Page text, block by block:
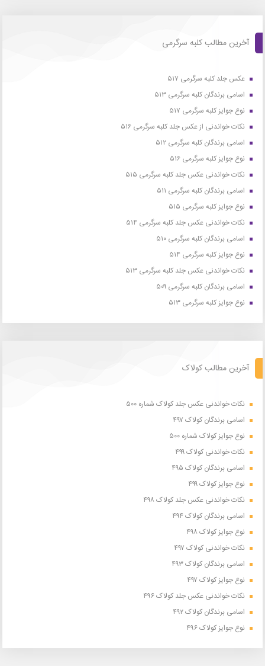
آخرین مطالب کلبه سرگرمی
عکس جلد کلبه سرگرمی ۵۱۷
اسامی برندگان کلبه سرگرمی ۵۱۳
نوع جوایز کلبه سرگرمی ۵۱۷
نکات خواندنی از عکس جلد کلبه سرگرمی ۵۱۶
اسامی برندگان کلبه سرگرمی ۵۱۲
نوع جوایز کلبه سرگرمی ۵۱۶
نکات خواندنی عکس جلد کلبه سرگرمی ۵۱۵
اسامی برندگان کلبه سرگرمی ۵۱۱
نوع جوایز کلبه سرگرمی ۵۱۵
نکات خواندنی عکس جلد کلبه سرگرمی ۵۱۴
اسامی برندگان کلبه سرگرمی ۵۱۰
نوع جوایز کلبه سرگرمی ۵۱۴
نکات خواندنی عکس جلد کلبه سرگرمی ۵۱۳
اسامی برندگان کلبه سرگرمی ۵۰۹
نوع جوایز کلبه سرگرمی ۵۱۳
آخرین مطالب کولاک
نکات خواندنی عکس جلد کولاک شماره ۵۰۰
اسامی برندگان کولاک ۴۹۷
نوع جوایز کولاک شماره ۵۰۰
نکات خواندنی کولاک ۴۹۹
اسامی برندگان کولاک ۴۹۵
نوع جوایز کولاک ۴۹۹
نکات خواندنی عکس جلد کولاک ۴۹۸
اسامی برندگان کولاک ۴۹۴
نوع جوایز کولاک ۴۹۸
نکات خواندنی کولاک ۴۹۷
اسامی برندگان کولاک ۴۹۳
نوع جوایز کولاک ۴۹۷
نکات خواندنی عکس جلد کولاک ۴۹۶
اسامی برندگان کولاک ۴۹۲
نوع جوایز کولاک ۴۹۶